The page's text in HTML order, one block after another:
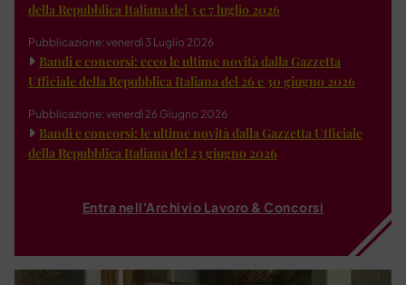
della Repubblica Italiana del 3 e 7 luglio 2026
Pubblicazione: venerdì 3 Luglio 2026
Bandi e concorsi: ecco le ultime novità dalla Gazzetta
Ufficiale della Repubblica Italiana del 26 e 30 giugno 2026
Pubblicazione: venerdì 26 Giugno 2026
Bandi e concorsi: le ultime novità dalla Gazzetta Ufficiale
della Repubblica Italiana del 23 giugno 2026
Entra nell'Archivio Lavoro & Concorsi